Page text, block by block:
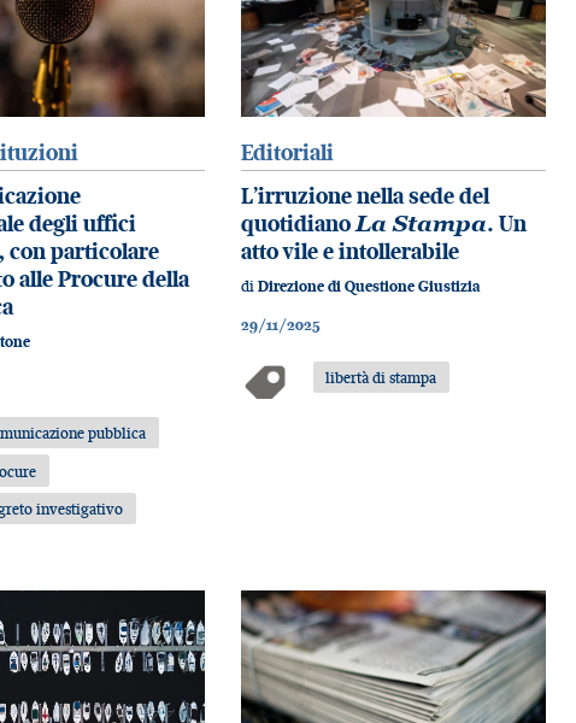
degli uffici
particolare
alle Procure della
pubblica
investigativo
Editoriali
L’irruzione nella sede del
quotidianoLa Stampa. Un
atto vile e intollerabile
diDirezione di Questione Giustizia
29/11/2025
libertà di stampa